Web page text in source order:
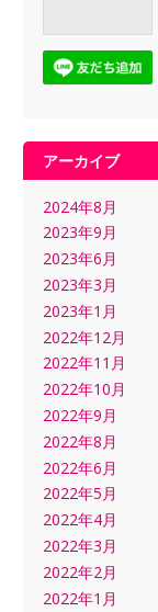
アーカイブ
2024年8月
2023年9月
2023年6月
2023年3月
2023年1月
2022年12月
2022年11月
2022年10月
2022年9月
2022年8月
2022年6月
2022年5月
2022年4月
2022年3月
2022年2月
2022年1月